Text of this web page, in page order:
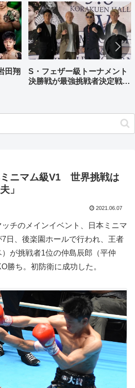
田翔
S・フェザー級トーナメント
決勝戦が最強挑戦者決定戦兼
ニマム級V1 世界挑戦は
」
2021.06.07
チのメインイベント、日本ミニマ
日、後楽園ホールで行われ、王者
が挑戦者1位の仲島辰郎（平仲
勝ち。初防衛に成功した。